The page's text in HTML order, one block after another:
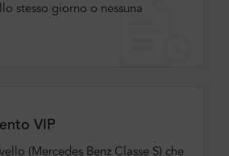
stesso giorno o nessuna
VIP
(Mercedes Benz Classe S) che